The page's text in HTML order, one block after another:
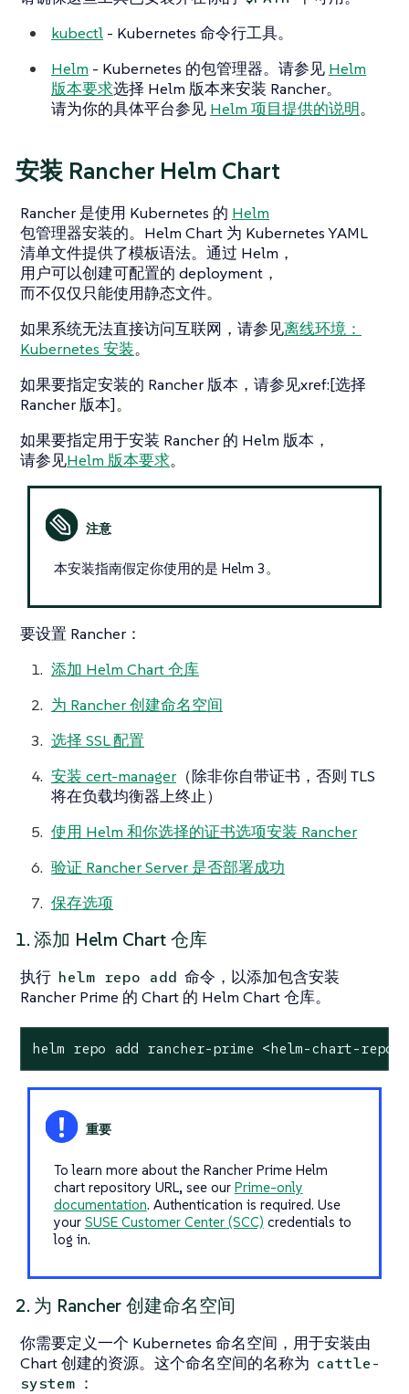
kubectl - Kubernetes 命令行工具。
Helm - Kubernetes 的包管理器。请参见 Helm
版本要求选择 Helm 版本来安装 Rancher。
请为你的具体平台参见 Helm 项目提供的说明。
安装 Rancher Helm Chart
Rancher 是使用 Kubernetes 的 Helm
包管理器安装的。Helm Chart 为 Kubernetes YAML
清单文件提供了模板语法。通过 Helm，
用户可以创建可配置的 deployment，
而不仅仅只能使用静态文件。
如果系统无法直接访问互联网，请参见离线环境：
Kubernetes 安装。
如果要指定安装的 Rancher 版本，请参见xref:[选择
Rancher 版本]。
如果要指定用于安装 Rancher 的 Helm 版本，
请参见Helm 版本要求。
本安装指南假定你使用的是 Helm 3。
要设置 Rancher：
添加 Helm Chart 仓库
为 Rancher 创建命名空间
选择 SSL 配置
安装 cert-manager （除非你自带证书，否则 TLS
将在负载均衡器上终止）
使用 Helm 和你选择的证书选项安装 Rancher
验证 Rancher Server 是否部署成功
保存选项
1. 添加 Helm Chart 仓库
执行 helm repo add 命令，以添加包含安装
Rancher Prime 的 Chart 的 Helm Chart 仓库。
helm repo add rancher-prime <helm-chart-repo-
To learn more about the Rancher Prime Helm
chart repository URL, see our Prime-only
documentation. Authentication is required. Use
your SUSE Customer Center (SCC) credentials to
log in.
2. 为 Rancher 创建命名空间
你需要定义一个 Kubernetes 命名空间，用于安装由
Chart 创建的资源。这个命名空间的名称为 cattle-
system ：